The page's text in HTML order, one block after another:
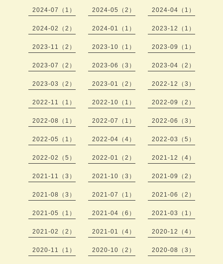
2024-07（1） 2024-05（2） 2024-04（1）
2024-02（2） 2024-01（1） 2023-12（1）
2023-11（2） 2023-10（1） 2023-09（1）
2023-07（2） 2023-06（3） 2023-04（2）
2023-03（2） 2023-01（2） 2022-12（3）
2022-11（1） 2022-10（1） 2022-09（2）
2022-08（1） 2022-07（1） 2022-06（3）
2022-05（1） 2022-04（4） 2022-03（5）
2022-02（5） 2022-01（2） 2021-12（4）
2021-11（3） 2021-10（3） 2021-09（2）
2021-08（3） 2021-07（1） 2021-06（2）
2021-05（1） 2021-04（6） 2021-03（1）
2021-02（2） 2021-01（4） 2020-12（4）
2020-11（1） 2020-10（2） 2020-08（3）